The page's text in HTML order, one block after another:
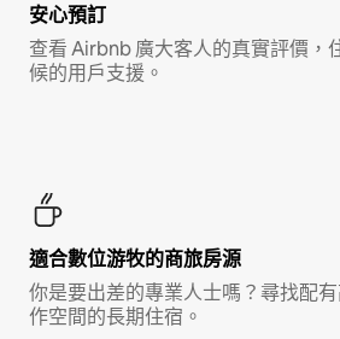
安心預訂
查看 Airbnb 廣大客人的真實評價，
候的用戶支援。
適合數位游牧的商旅房源
你是要出差的專業人士嗎？尋找配
作空間的長期住宿。